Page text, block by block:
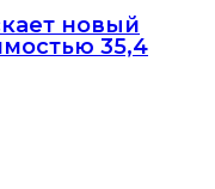
новый
35,4